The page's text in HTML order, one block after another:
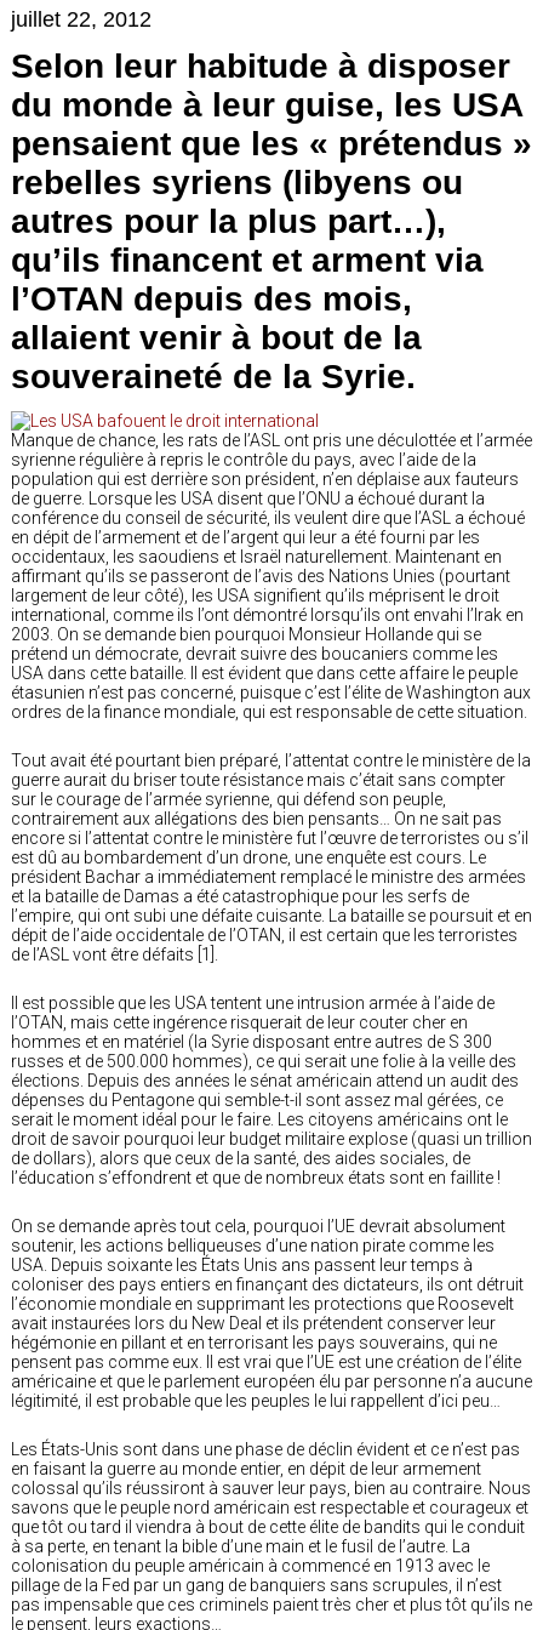
juillet 22, 2012
Selon leur habitude à disposer
du monde à leur guise, les USA
pensaient que les « prétendus »
rebelles syriens (libyens ou
autres pour la plus part…),
qu’ils financent et arment via
l’OTAN depuis des mois,
allaient venir à bout de la
souveraineté de la Syrie.
Manque de chance, les rats de l’ASL ont pris une déculottée et l’armée
syrienne régulière à repris le contrôle du pays, avec l’aide de la
population qui est derrière son président, n’en déplaise aux fauteurs
de guerre. Lorsque les USA disent que l’ONU a échoué durant la
conférence du conseil de sécurité, ils veulent dire que l’ASL a échoué
en dépit de l’armement et de l’argent qui leur a été fourni par les
occidentaux, les saoudiens et Israël naturellement. Maintenant en
affirmant qu’ils se passeront de l’avis des Nations Unies (pourtant
largement de leur côté), les USA signifient qu’ils méprisent le droit
international, comme ils l’ont démontré lorsqu’ils ont envahi l’Irak en
2003. On se demande bien pourquoi Monsieur Hollande qui se
prétend un démocrate, devrait suivre des boucaniers comme les
USA dans cette bataille. Il est évident que dans cette affaire le peuple
étasunien n’est pas concerné, puisque c’est l’élite de Washington aux
ordres de la finance mondiale, qui est responsable de cette situation.
Tout avait été pourtant bien préparé, l’attentat contre le ministère de la
guerre aurait du briser toute résistance mais c’était sans compter
sur le courage de l’armée syrienne, qui défend son peuple,
contrairement aux allégations des bien pensants… On ne sait pas
encore si l’attentat contre le ministère fut l’œuvre de terroristes ou s’il
est dû au bombardement d’un drone, une enquête est cours. Le
président Bachar a immédiatement remplacé le ministre des armées
et la bataille de Damas a été catastrophique pour les serfs de
l’empire, qui ont subi une défaite cuisante. La bataille se poursuit et en
dépit de l’aide occidentale de l’OTAN, il est certain que les terroristes
de l’ASL vont être défaits [1].
Il est possible que les USA tentent une intrusion armée à l’aide de
l’OTAN, mais cette ingérence risquerait de leur couter cher en
hommes et en matériel (la Syrie disposant entre autres de S 300
russes et de 500.000 hommes), ce qui serait une folie à la veille des
élections. Depuis des années le sénat américain attend un audit des
dépenses du Pentagone qui semble-t-il sont assez mal gérées, ce
serait le moment idéal pour le faire. Les citoyens américains ont le
droit de savoir pourquoi leur budget militaire explose (quasi un trillion
de dollars), alors que ceux de la santé, des aides sociales, de
l’éducation s’effondrent et que de nombreux états sont en faillite !
On se demande après tout cela, pourquoi l’UE devrait absolument
soutenir, les actions belliqueuses d’une nation pirate comme les
USA. Depuis soixante les États Unis ans passent leur temps à
coloniser des pays entiers en finançant des dictateurs, ils ont détruit
l’économie mondiale en supprimant les protections que Roosevelt
avait instaurées lors du New Deal et ils prétendent conserver leur
hégémonie en pillant et en terrorisant les pays souverains, qui ne
pensent pas comme eux. Il est vrai que l’UE est une création de l’élite
américaine et que le parlement européen élu par personne n’a aucune
légitimité, il est probable que les peuples le lui rappellent d’ici peu…
Les États-Unis sont dans une phase de déclin évident et ce n’est pas
en faisant la guerre au monde entier, en dépit de leur armement
colossal qu’ils réussiront à sauver leur pays, bien au contraire. Nous
savons que le peuple nord américain est respectable et courageux et
que tôt ou tard il viendra à bout de cette élite de bandits qui le conduit
à sa perte, en tenant la bible d’une main et le fusil de l’autre. La
colonisation du peuple américain à commencé en 1913 avec le
pillage de la Fed par un gang de banquiers sans scrupules, il n’est
pas impensable que ces criminels paient très cher et plus tôt qu’ils ne
le pensent, leurs exactions…